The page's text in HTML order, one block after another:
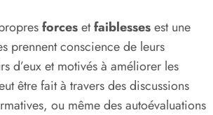
forcesetfaiblessesest une
prennent conscience de leurs
d’eux et motivés à améliorer les
être fait à travers des discussions
ou même des autoévaluations